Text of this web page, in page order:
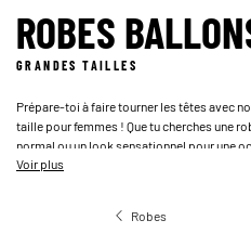
ROBES
GRANDES TAILLES
Prépare-toi à faire tourner les têtes avec
taille pour femmes ! Que tu cherches une
normal ou un look sensationnel pour une
tout ce qu'il te faut. Une robe ballon bleue
ou ajoute des talons et une pochette pour
Voir plus
Robes